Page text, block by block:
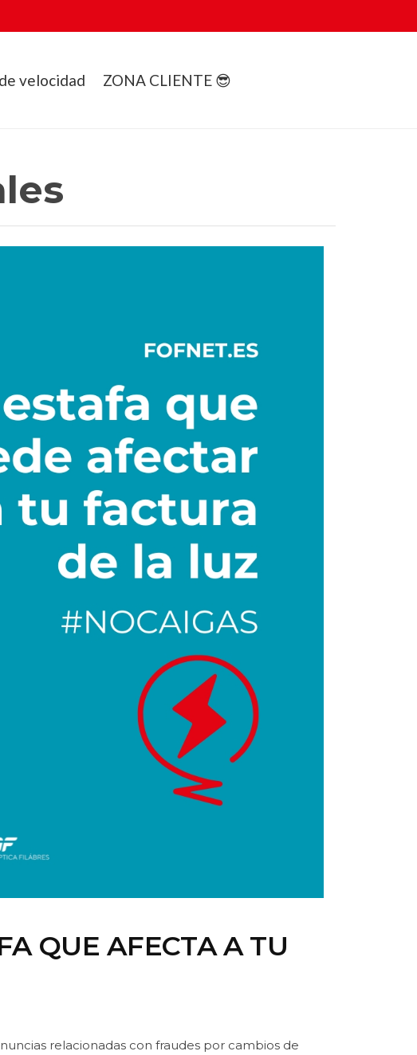
velocidad ZONA CLIENTE 😎
QUE AFECTA A TU
relacionadas con fraudes por cambios de